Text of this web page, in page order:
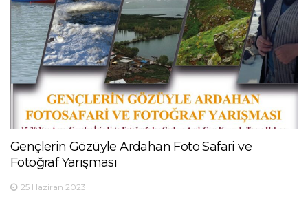
Gençlerin Gözüyle Ardahan Foto Safari ve
Fotoğraf Yarışması
25 Haziran 2023